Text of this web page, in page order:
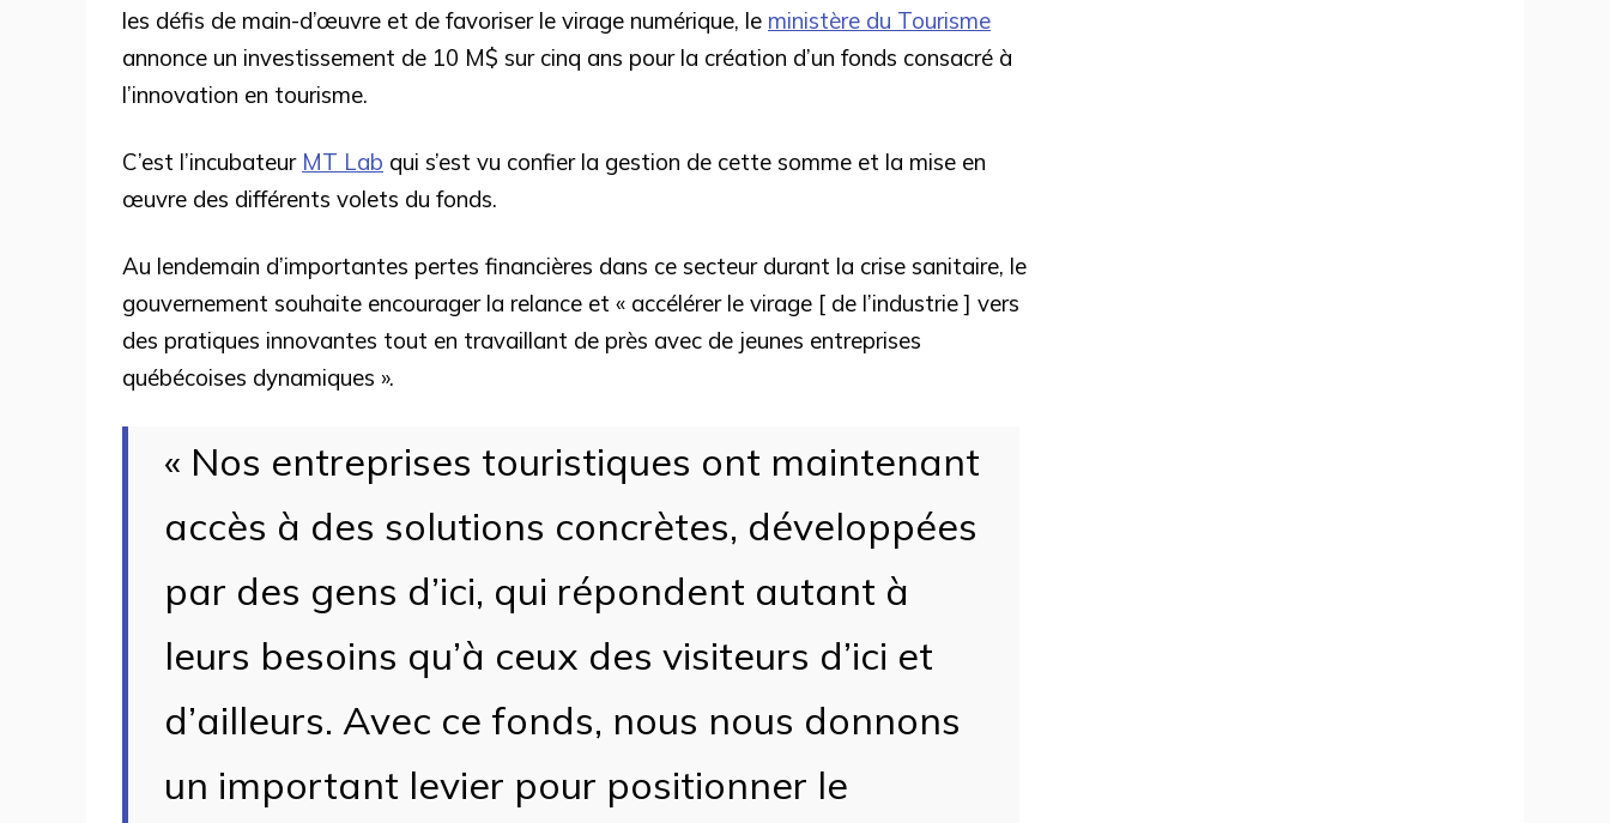
les défis de main-d’œuvre et de favoriser le virage numérique, le ministère du Tourisme
annonce un investissement de 10 M$ sur cinq ans pour la création d’un fonds consacré à
l’innovation en tourisme.
C’est l’incubateur MT Lab qui s’est vu confier la gestion de cette somme et la mise en
œuvre des différents volets du fonds.
Au lendemain d’importantes pertes financières dans ce secteur durant la crise sanitaire, le
gouvernement souhaite encourager la relance et « accélérer le virage [ de l’industrie ] vers
des pratiques innovantes tout en travaillant de près avec de jeunes entreprises
québécoises dynamiques ».
« Nos entreprises touristiques ont maintenant
accès à des solutions concrètes, développées
par des gens d’ici, qui répondent autant à
leurs besoins qu’à ceux des visiteurs d’ici et
d’ailleurs. Avec ce fonds, nous nous donnons
un important levier pour positionner le